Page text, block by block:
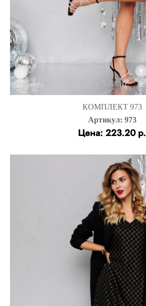
КОМПЛЕКТ 973
Артикул: 973
Цена: 223.20 р.